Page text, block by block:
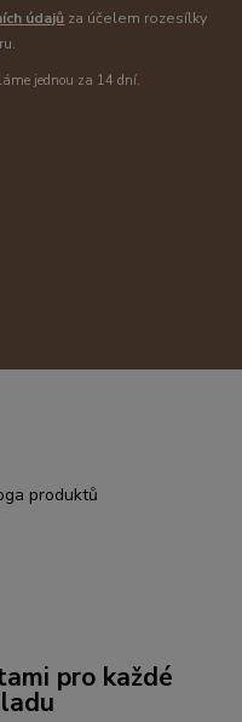
údajů za účelem rozesílky
jednou za 14 dní.
pro každé